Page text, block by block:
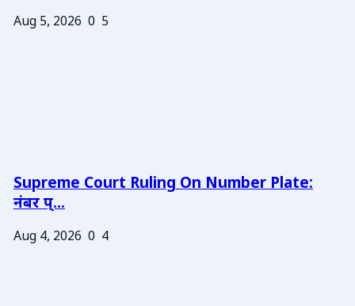
Aug 5, 2026 0 5
Supreme Court Ruling On Number Plate:
नंबर प्...
Aug 4, 2026 0 4